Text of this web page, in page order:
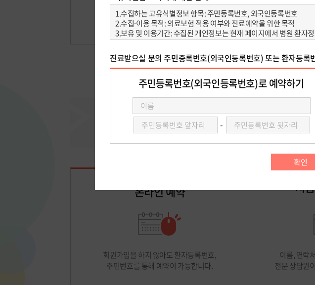
방문예약 영유아건강검진 예약
예약조회·취소
진
아래 예약 방법 중
온라인 예약
회원가입을 하지 않아도 환자등록번호,
주민번호를 통해 예약이 가능합니다.
처
이름, 연락
전문 상담원